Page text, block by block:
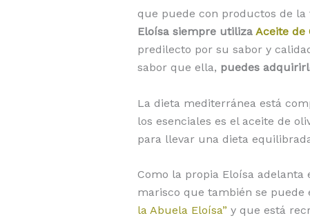
que puede con productos de
Eloísa siempre utiliza Aceite de
predilecto por su sabor y
sabor que ella, puedes
La dieta mediterránea está
los esenciales es el aceite de
para llevar una dieta
Como la propia Eloísa
marisco que también se
la Abuela Eloísa”y que está